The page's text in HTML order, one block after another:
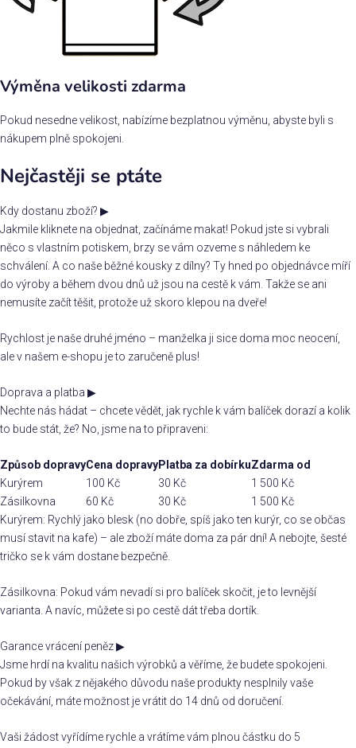
Výměna velikosti zdarma
Pokud nesedne velikost, nabízíme bezplatnou výměnu, abyste byli s
nákupem plně spokojeni.
Nejčastěji se ptáte
Kdy dostanu zboží? ▶
Jakmile kliknete na objednat, začínáme makat! Pokud jste si vybrali
něco s vlastním potiskem, brzy se vám ozveme s náhledem ke
schválení. A co naše běžné kousky z dílny? Ty hned po objednávce míří
do výroby a během dvou dnů už jsou na cestě k vám. Takže se ani
nemusíte začít těšit, protože už skoro klepou na dveře!
Rychlost je naše druhé jméno – manželka ji sice doma moc neocení,
ale v našem e-shopu je to zaručeně plus!
Doprava a platba ▶
Nechte nás hádat – chcete vědět, jak rychle k vám balíček dorazí a kolik
to bude stát, že? No, jsme na to připraveni:
Způsob dopravyCena dopravyPlatba za dobírkuZdarma od
Kurýrem
100 Kč 30 Kč
1 500 Kč
Zásilkovna
60 Kč 30 Kč
1 500 Kč
Kurýrem: Rychlý jako blesk (no dobře, spíš jako ten kurýr, co se občas
musí stavit na kafe) – ale zboží máte doma za pár dní! A nebojte, šesté
tričko se k vám dostane bezpečně.
Zásilkovna: Pokud vám nevadí si pro balíček skočit, je to levnější
varianta. A navíc, můžete si po cestě dát třeba dortík.
Garance vrácení peněz▶
Jsme hrdí na kvalitu našich výrobků a věříme, že budete spokojeni.
Pokud by však z nějakého důvodu naše produkty nesplnily vaše
očekávání, máte možnost je vrátit do 14 dnů od doručení.
Vaši žádost vyřídíme rychle a vrátíme vám plnou částku do 5